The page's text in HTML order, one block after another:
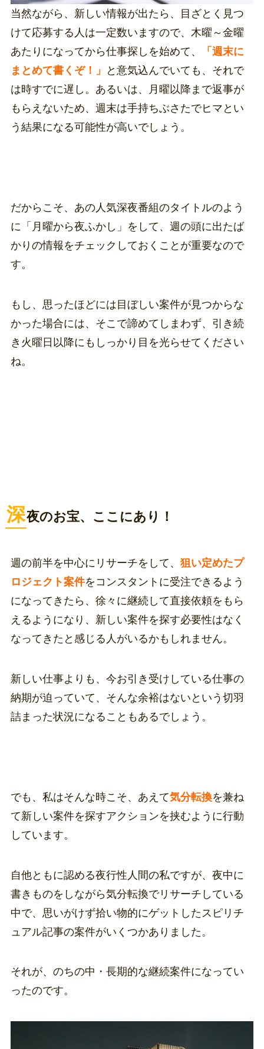
当然ながら、新しい情報が出たら、目ざとく見つ
けて応募する人は一定数いますので、木曜～金曜
あたりになってから仕事探しを始めて、
「週末に
まとめて書くぞ！」
と意気込んでいても、それで
は時すでに遅し。あるいは、月曜以降まで返事が
もらえないため、週末は手持ちぶさたでヒマとい
う結果になる可能性が高いでしょう。
だからこそ、あの人気深夜番組のタイトルのよう
に「月曜から夜ふかし」をして、週の頭に出たば
かりの情報をチェックしておくことが重要なので
す。
もし、思ったほどには目ぼしい案件が見つからな
かった場合には、そこで諦めてしまわず、引き続
き火曜日以降にもしっかり目を光らせてください
ね。
深夜のお宝、ここにあり！
週の前半を中心にリサーチをして、 狙い定めたプ
ロジェクト案件をコンスタントに受注できるよう
になってきたら、徐々に継続して直接依頼をもら
えるようになり、新しい案件を探す必要性はなく
なってきたと感じる人がいるかもしれません。
新しい仕事よりも、今お引き受けしている仕事の
納期が迫っていて、そんな余裕はないという切羽
詰まった状況になることもあるでしょう。
でも、私はそんな時こそ、あえて気分転換を兼ね
て新しい案件を探すアクションを挟むように行動
しています。
自他ともに認める夜行性人間の私ですが、夜中に
書きものをしながら気分転換でリサーチしている
中で、思いがけず拾い物的にゲットしたスピリチ
ュアル記事の案件がいくつかありました。
それが、のちの中・長期的な継続案件になってい
ったのです。